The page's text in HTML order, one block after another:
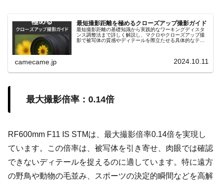
最短撮影距離を極めるクローズアップ撮影ガイド
最短撮影距離の基礎知識から実践的なワーキングディスタ
ンス調整法まで詳しく解説し、マクロやクローズアップ撮
影で被写体の質感やディテールを際立たせる具体的なテク
camecame.jp 2024.10.11
最大撮影倍率：0.14倍
RF600mm F11 IS STMは、最大撮影倍率0.14倍を実現し
ています。この倍率は、被写体を引き寄せ、肉眼では確認
できないディテールを捉えるのに適しています。特に遠方
の野鳥や動物の毛並み、スポーツの決定的瞬間などを高解